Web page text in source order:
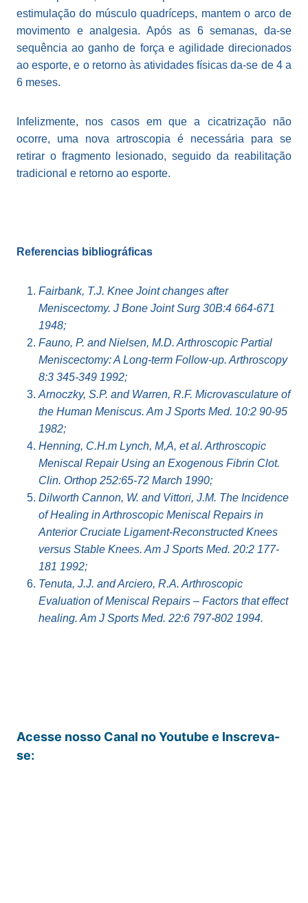
estimulação do músculo quadríceps, mantem o arco de
movimento e analgesia. Após as 6 semanas, da-se
sequência ao ganho de força e agilidade direcionados
ao esporte, e o retorno às atividades físicas da-se de 4 a
6 meses.
Infelizmente, nos casos em que a cicatrização não
ocorre, uma nova artroscopia é necessária para se
retirar o fragmento lesionado, seguido da reabilitação
tradicional e retorno ao esporte.
Referencias bibliográficas
Fairbank, T.J. Knee Joint changes after
Meniscectomy. J Bone Joint Surg 30B:4 664-671
1948;
Fauno, P. and Nielsen, M.D. Arthroscopic Partial
Meniscectomy: A Long-term Follow-up. Arthroscopy
8:3 345-349 1992;
Arnoczky, S.P. and Warren, R.F. Microvasculature of
the Human Meniscus. Am J Sports Med. 10:2 90-95
1982;
Henning, C.H.m Lynch, M,A, et al. Arthroscopic
Meniscal Repair Using an Exogenous Fibrin Clot.
Clin. Orthop 252:65-72 March 1990;
Dilworth Cannon, W. and Vittori, J.M. The Incidence
of Healing in Arthroscopic Meniscal Repairs in
Anterior Cruciate Ligament-Reconstructed Knees
versus Stable Knees. Am J Sports Med. 20:2 177-
181 1992;
Tenuta, J.J. and Arciero, R.A. Arthroscopic
Evaluation of Meniscal Repairs – Factors that effect
healing. Am J Sports Med. 22:6 797-802 1994.
Acesse nosso Canal no Youtube e Inscreva-
se: